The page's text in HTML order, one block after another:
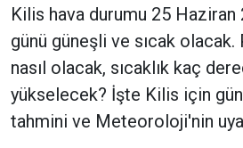
Kilis hava durumu 25
günü güneşli ve sıcak olacak.
nasıl olacak, sıcaklık kaç
yükselecek? İşte Kilis için
tahmini ve Meteoroloji'nin